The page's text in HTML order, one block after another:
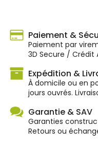
Paiement &
Paiement par
3D Secure / Crédit
Expédition &
À domicile ou en
jours ouvrés.
Garantie & SAV
Garanties
Retours ou